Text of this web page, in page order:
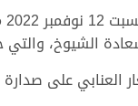
الشيوخ، والتي
على